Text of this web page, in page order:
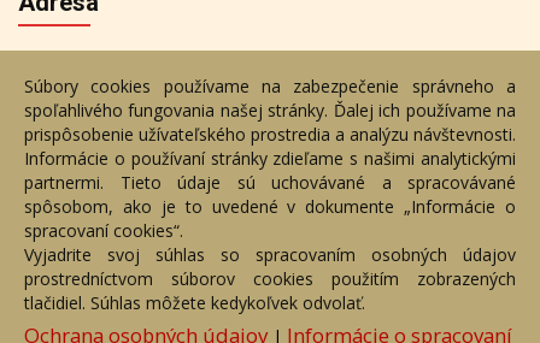
Slovenská republika
+421 905 356 921
+421 905 959 101
eantik@eantik.sk
Úvod Návod
Obchodné podmienky
Ochrana os. údajov
Kontakt
Bezplatné poradenstvo
Biografie autorov
Súbory cookies používame na zabezpečenie správneho a
spoľahlivého fungovania našej stránky. Ďalej ich používame na
prispôsobenie užívateľského prostredia a analýzu návštevnosti.
Informácie o používaní stránky zdieľame s našimi analytickými
partnermi. Tieto údaje sú uchovávané a spracovávané
spôsobom, ako je to uvedené v dokumente „Informácie o
spracovaní cookies“.
Vyjadrite svoj súhlas so spracovaním osobných údajov
prostredníctvom súborov cookies použitím zobrazených
tlačidiel. Súhlas môžete kedykoľvek odvolať.
Ochrana osobných údajov| Informácie o spracovaní